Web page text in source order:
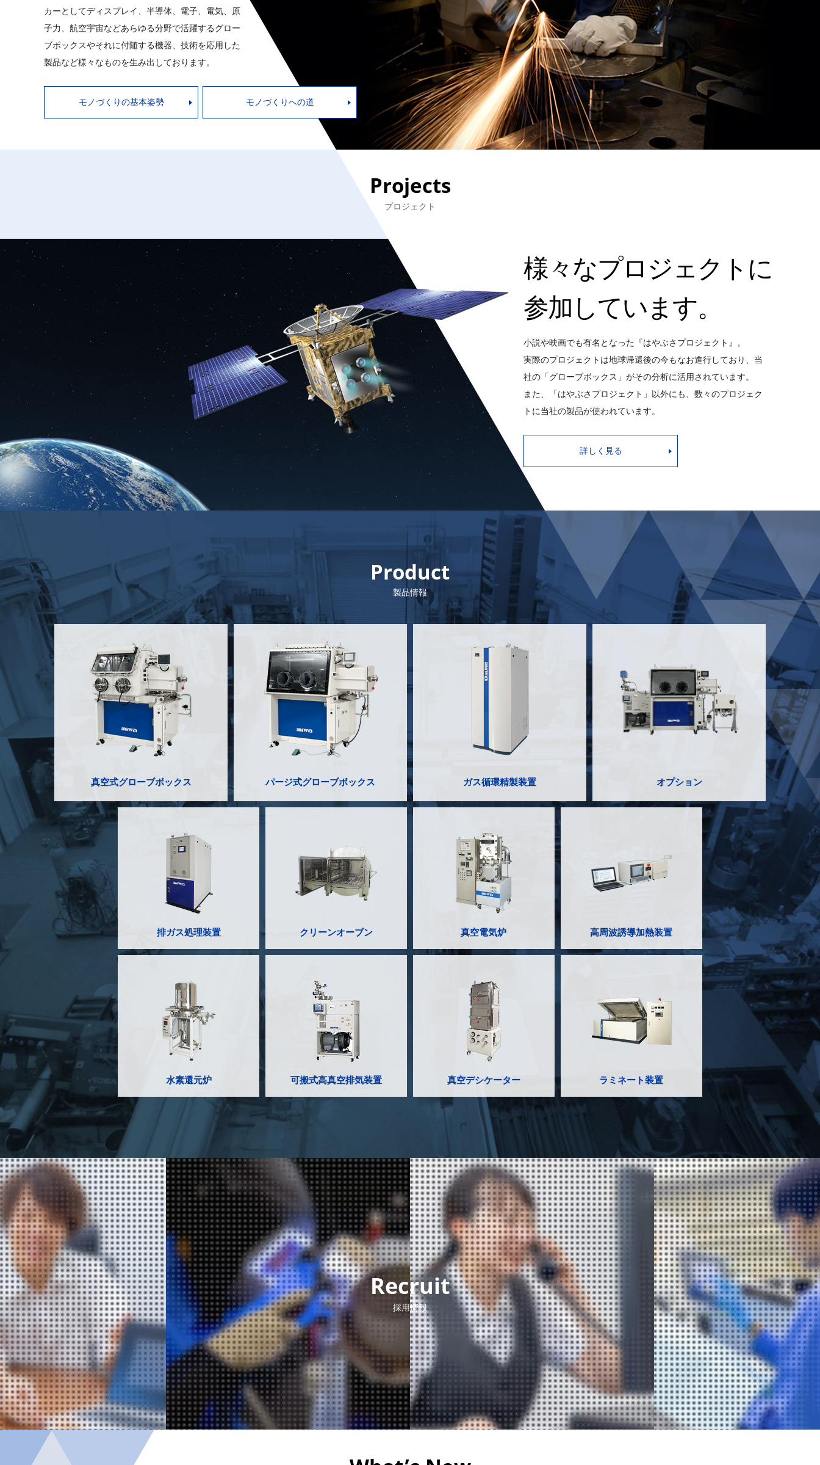
カーとしてディスプレイ、半導体、電子、電気、原
子力、航空宇宙などあらゆる分野で活躍するグロー
ブボックスやそれに付随する機器、技術を応用した
製品など様々なものを生み出しております。
モノづくりの基本姿勢 モノづくりへの道
Projects
プロジェクト
様々なプロジェクトに
参加しています。
小説や映画でも有名となった『はやぶさプロジェクト』。
実際のプロジェクトは地球帰還後の今もなお進行しており、当
社の「グローブボックス」がその分析に活用されています。
また、「はやぶさプロジェクト」以外にも、数々のプロジェク
トに当社の製品が使われています。
詳しく見る
Product
製品情報
真空式グローブボックス パージ式グローブボックス ガス循環精製装置 オプション
排ガス処理装置 クリーンオーブン 真空電気炉 高周波誘導加熱装置
水素還元炉 可搬式高真空排気装置 真空デシケーター ラミネート装置
Recruit
採用情報